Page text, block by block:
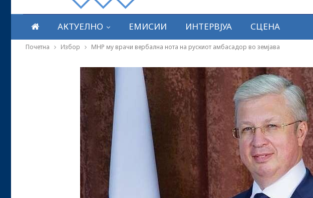
АКТУЕЛНО ЕМИСИИ ИНТЕРВЈУА СЦЕНА
Почетна Избор МНР му врачи вербална нота на рускиот амбасадор во земјава